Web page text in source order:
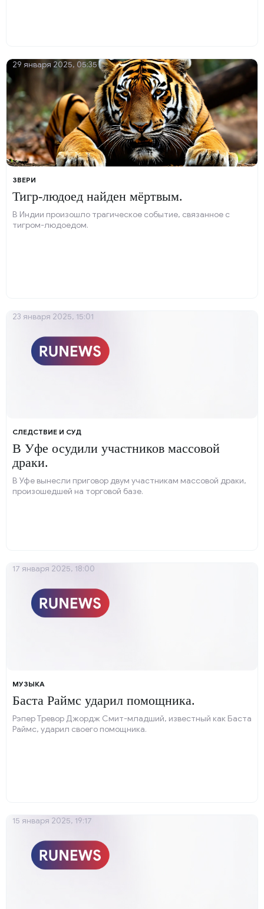
ЗВЕРИ
Тигр-людоед найден мёртвым.
В Индии произошло трагическое событие, связанное с
тигром-людоедом.
29 января 2025, 05:35
СЛЕДСТВИЕ И СУД
В Уфе осудили участников массовой
драки.
В Уфе вынесли приговор двум участникам массовой драки,
произошедшей на торговой базе.
23 января 2025, 15:01
МУЗЫКА
Баста Раймс ударил помощника.
Рэпер Тревор Джордж Смит-младший, известный как Баста
Раймс, ударил своего помощника.
17 января 2025, 18:00
15 января 2025, 19:17